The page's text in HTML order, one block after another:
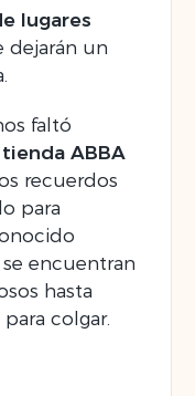
lugares
dejarán un
faltó
ABBA
recuerdos
para
encuentran
hasta
colgar.